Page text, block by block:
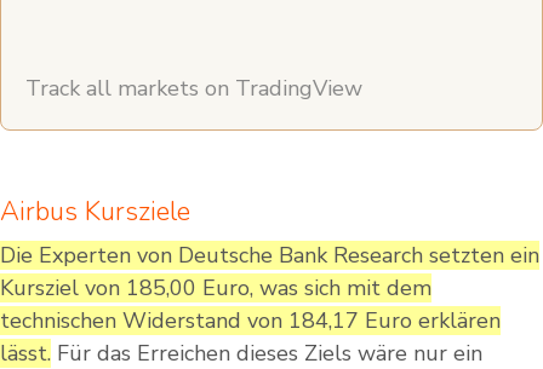
Track all markets on TradingView
Airbus Kursziele
Die Experten von Deutsche Bank Research setzten ein
Kursziel von 185,00 Euro, was sich mit dem
technischen Widerstand von 184,17 Euro erklären
lässt. Für das Erreichen dieses Ziels wäre nur ein